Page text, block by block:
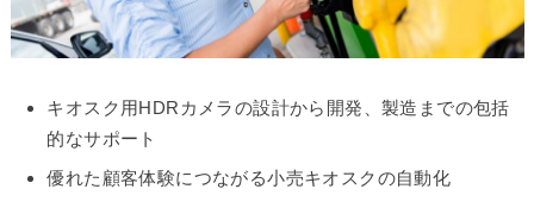
キオスク用HDRカメラの設計から開発、製造までの包括
的なサポート
優れた顧客体験につながる小売キオスクの自動化